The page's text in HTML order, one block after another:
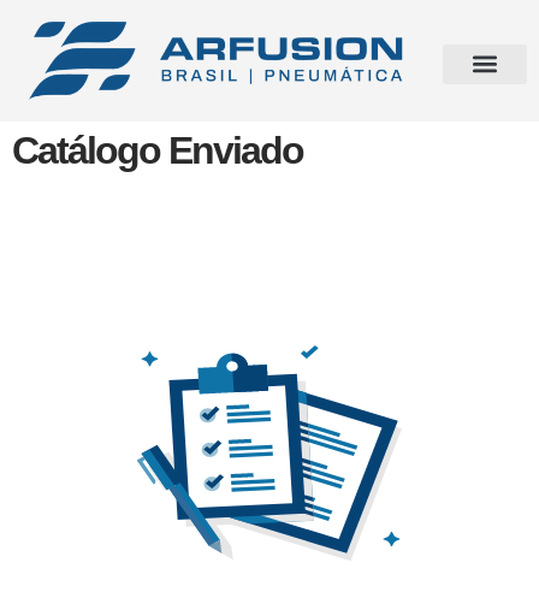
Catálogo Enviado